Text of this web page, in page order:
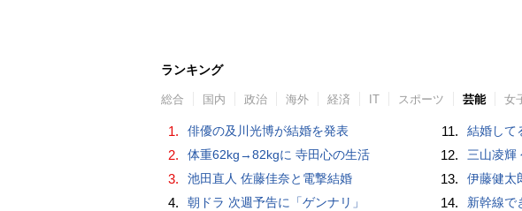
ランキング
総合 国内 政治 海外 経済 IT スポーツ 芸能 女
1. 俳優の及川光博が結婚を発表
2. 体重62kg→82kgに 寺田心の生活
3. 池田直人 佐藤佳奈と電撃結婚
4. 朝ドラ 次週予告に「ゲンナリ」
11. 結婚して
12. 三山凌輝
13. 伊藤健太
14. 新幹線で